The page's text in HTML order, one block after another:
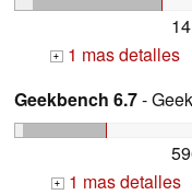
+ 1 mas detalles
Geekbench 6.7-
+ 1 mas detalles